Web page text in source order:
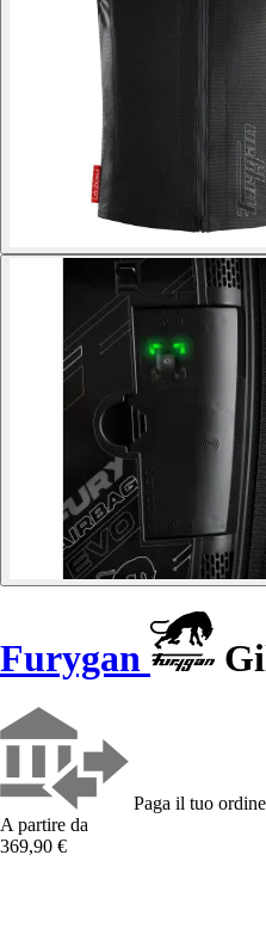
Furygan
Paga il tuo
A partire da
369,90 €